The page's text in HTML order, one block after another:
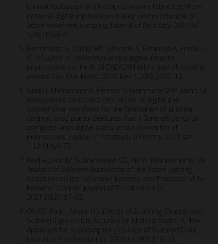
Clinical evaluation of all-ceramic crowns fabricated from
intraoral digital impressions based on the principle of
active wavefront sampling. Journal of Dentistry. 2010 Jul
1;38(7):553–9.
Berrendero S, Salido MP, Valverde A, Ferreiroa A, Pradíes
G. Influence of conventional and digital intraoral
impressions on the fit of CAD/CAM-fabricated all-ceramic
crowns. Clin Oral Invest. 2016 Dec 1;20(9):2403–10.
Sailer I, Mühlemann S, Fehmer V, Hämmerle CHF, Benic GI.
Randomized controlled clinical trial of digital and
conventional workflows for the fabrication of zirconia-
ceramic fixed partial dentures. Part I: Time efficiency of
complete-arch digital scans versus conventional
impressions. Journal of Prosthetic Dentistry. 2019 Jan
Revilla-León M, Subramanian SG, Att W, Krishnamurthy VR.
Analysis of Different Illuminance of the Room Lighting
Condition on the Accuracy (Trueness and Precision) of An
Intraoral Scanner. Journal of Prosthodontics.
2021;30(2):157–62.
Oh KC, Park J, Moon HS. Effects of Scanning Strategy and
Scanner Type on the Accuracy of Intraoral Scans: A New
Approach for Assessing the Accuracy of Scanned Data.
Journal of Prosthodontics. 2020 Jul;29(6):518–23.